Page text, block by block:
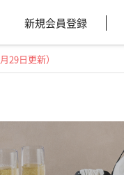
新規会員登録
29日更新）